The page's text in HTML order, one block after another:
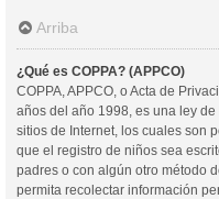
Arriba
¿Qué es COPPA? (APPCO)
COPPA, APPCO, o Acta de
años del año 1998, es una ley
sitios de Internet, los cuales son
que el registro de niños sea
padres o con algún otro método
permita recolectar información